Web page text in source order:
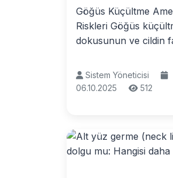
Göğüs Küçültme
Riskleri Göğüs
dokusunun ve cildin
Sistem Yöneticisi
06.10.2025
512